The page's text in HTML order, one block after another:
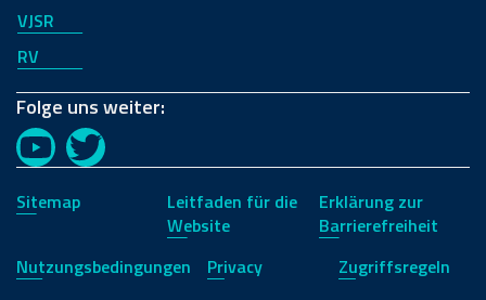
VJSR
RV
Folge uns weiter:
YouTubeTwitter
Sitemap
Leitfaden für die
Website
Erklärung zur
Barrierefreiheit
Nutzungsbedingungen
Privacy
Zugriffsregeln